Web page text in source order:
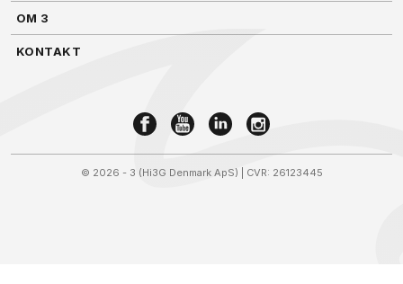
OM 3
KONTAKT
© 2026 - 3 (Hi3G Denmark ApS) | CVR: 26123445